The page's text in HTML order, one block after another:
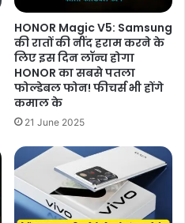
HONOR Magic V5: Samsung
की रातों की नींद हराम करने के
लिए इस दिन लॉन्च होगा
HONOR का सबसे पतला
फोल्डेबल फोन! फीचर्स भी होंगे
कमाल के
21 June 2025